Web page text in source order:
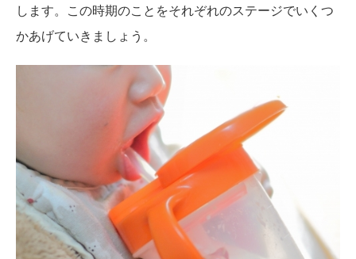
します。この時期のことをそれぞれのステージでいくつ
かあげていきましょう。